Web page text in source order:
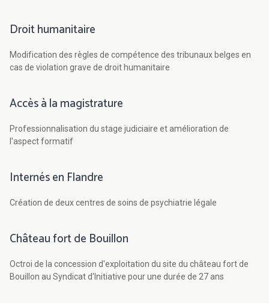
Droit humanitaire
Modification des règles de compétence des tribunaux belges en
cas de violation grave de droit humanitaire
Accès à la magistrature
Professionnalisation du stage judiciaire et amélioration de
l'aspect formatif
Internés en Flandre
Création de deux centres de soins de psychiatrie légale
Château fort de Bouillon
Octroi de la concession d'exploitation du site du château fort de
Bouillon au Syndicat d'Initiative pour une durée de 27 ans